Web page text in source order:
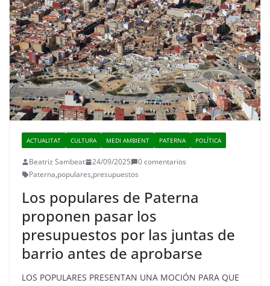
ACTUALITAT CULTURA MEDI AMBIENT PATERNA POLÍTICA
Beatriz Sambeat 24/09/2025
0 comentarios
Paterna,populares,presupuestos
Los populares de Paterna
proponen pasar los
presupuestos por las juntas de
barrio antes de aprobarse
LOS POPULARES PRESENTAN UNA MOCIÓN PARA QUE